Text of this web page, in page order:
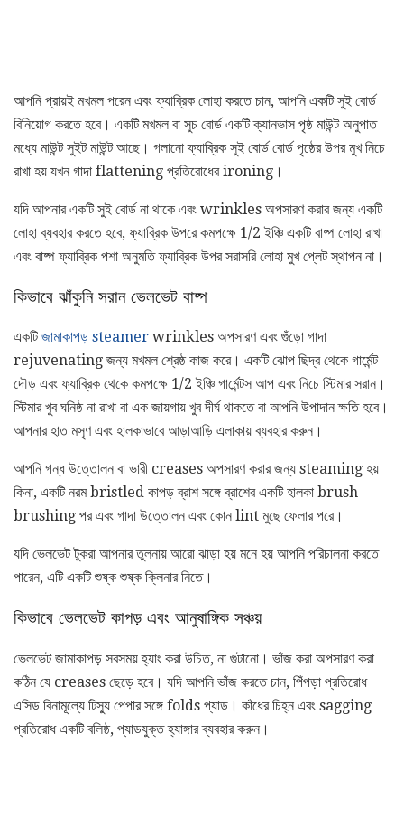
আপনি প্রায়ই মখমল পরেন এবং ফ্যাব্রিক লোহা করতে চান, আপনি একটি সুই বোর্ড
বিনিয়োগ করতে হবে। একটি মখমল বা সুচ বোর্ড একটি ক্যানভাস পৃষ্ঠ মাউন্ট অনুপাত
মধ্যে মাউন্ট সুইট মাউন্ট আছে। গলানো ফ্যাব্রিক সুই বোর্ড বোর্ড পৃষ্ঠের উপর মুখ নিচে
রাখা হয় যখন গাদা flattening প্রতিরোধের ironing।
যদি আপনার একটি সুই বোর্ড না থাকে এবং wrinkles অপসারণ করার জন্য একটি
লোহা ব্যবহার করতে হবে, ফ্যাব্রিক উপরে কমপক্ষে 1/2 ইঞ্চি একটি বাষ্প লোহা রাখা
এবং বাষ্প ফ্যাব্রিক পশা অনুমতি ফ্যাব্রিক উপর সরাসরি লোহা মুখ প্লেট স্থাপন না।
কিভাবে ঝাঁকুনি সরান ভেলভেট বাষ্প
একটিজামাকাপড় steamer wrinkles অপসারণ এবং গুঁড়ো গাদা
rejuvenating জন্য মখমল শ্রেষ্ঠ কাজ করে। একটি ঝোপ ছিদ্র থেকে গার্মেন্ট
দৌড় এবং ফ্যাব্রিক থেকে কমপক্ষে 1/2 ইঞ্চি গার্মেন্টস আপ এবং নিচে স্টিমার সরান।
স্টিমার খুব ঘনিষ্ঠ না রাখা বা এক জায়গায় খুব দীর্ঘ থাকতে বা আপনি উপাদান ক্ষতি হবে।
আপনার হাত মসৃণ এবং হালকাভাবে আড়াআড়ি এলাকায় ব্যবহার করুন।
আপনি গন্ধ উত্তোলন বা ভারী creases অপসারণ করার জন্য steaming হয়
কিনা, একটি নরম bristled কাপড় ব্রাশ সঙ্গে ব্রাশের একটি হালকা brush
brushing পর এবং গাদা উত্তোলন এবং কোন lint মুছে ফেলার পরে।
যদি ভেলভেট টুকরা আপনার তুলনায় আরো ঝাড়া হয় মনে হয় আপনি পরিচালনা করতে
পারেন, এটি একটি শুষ্ক শুষ্ক ক্লিনার নিতে।
কিভাবে ভেলভেট কাপড় এবং আনুষাঙ্গিক সঞ্চয়
ভেলভেট জামাকাপড় সবসময় হ্যাং করা উচিত, না গুটানো। ভাঁজ করা অপসারণ করা
কঠিন যে creases ছেড়ে হবে। যদি আপনি ভাঁজ করতে চান, পিঁপড়া প্রতিরোধ
এসিড বিনামূল্যে টিস্যু পেপার সঙ্গে folds প্যাড। কাঁধের চিহ্ন এবং sagging
প্রতিরোধ একটি বলিষ্ঠ, প্যাডযুক্ত হ্যাঙ্গার ব্যবহার করুন।